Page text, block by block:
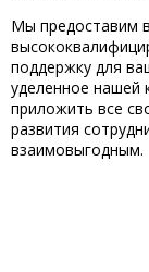
Мы предоставим
поддержку для
уделенное нашей
приложить все
развития
взаимовыгодным.